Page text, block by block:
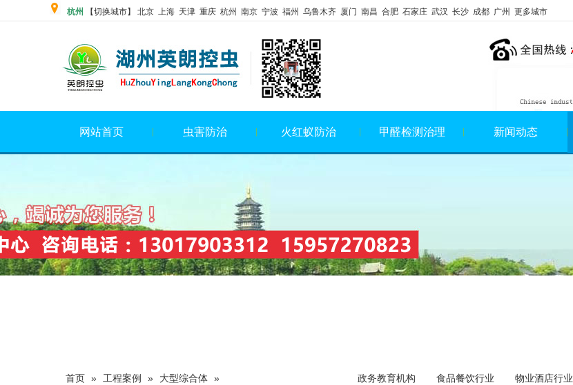
杭州 【切换城市】 北京 上海 天津 重庆 杭州 南京 宁波 福州 乌鲁木齐 厦门 南昌 合肥 石家庄 武汉 长沙 成都 广州 更多城市
网站首页 虫害防治 火红蚁防治 甲醛检测治理 新闻动态
首页 » 工程案例 » 大型综合体 » 政务教育机构 食品餐饮行业 物业酒店行业